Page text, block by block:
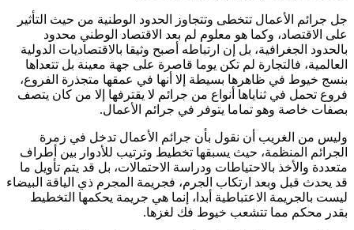
جل جرائم الأعمال تتخطى وتتجاوز الحدود الوطنية من حيث التأثير
على الاقتصاد، وكما هو معلوم لم بعد الاقتصاد الوطني محدود
بالحدود الجغرافية، بل إن ارتباطه أصبح وثيقا بالاقتصاديات الدولية
العالمية، فالتجارة لم تكن يوما قاصرة على جهة معينة بل تتعداها
بنسج خيوط في ظاهرها بسيطة إلا أنها في عمقها متجذرة الفروع،
فروع تحمل في ثناياها أنواع من جرائم لا يقترفها إلا من كان يتصف
بصفات خاصة وهو تماما يتوفر في جرائم الأعمال.
وليس من الغريب أن نقول بأن جرائم الأعمال تدخل في زمرة
الجرائم المنظمة، حيث يسبقها تخطيط وترتيب للأدوار بين أطراف
متعددة والأخذ بالاحتياطات ودراسة الاحتمالات، بل قد يتم تأويل ما
قد يحدث قبل وبعد ارتكاب الجرم، فجريمة المجرم ذي الياقة البيضاء
ليست بالجريمة الاعتباطية أبدا، إنما هي جريمة يحكمها التخطيط
بقدر محكم مما تتشعب خيوط فك لغزها.